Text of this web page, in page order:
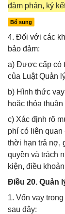
đàm phán, ký
Bổ sung
4. Đối với các
bảo đảm:
a) Được cấp có
của Luật Quản
b) Hình thức
hoặc thỏa thuận
c) Xác định rõ
phí có liên
thời hạn trả nợ,
quyền và trách
kiện, điều
Điều 20. Quản
1. Vốn vay
sau đây: